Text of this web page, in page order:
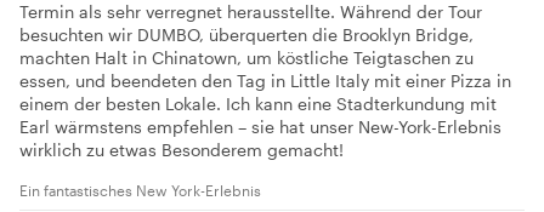
Termin als sehr verregnet herausstellte. Während der Tour
besuchten wir DUMBO, überquerten die Brooklyn Bridge,
machten Halt in Chinatown, um köstliche Teigtaschen zu
essen, und beendeten den Tag in Little Italy mit einer Pizza in
einem der besten Lokale. Ich kann eine Stadterkundung mit
Earl wärmstens empfehlen – sie hat unser New-York-Erlebnis
wirklich zu etwas Besonderem gemacht!
Ein fantastisches New York-Erlebnis